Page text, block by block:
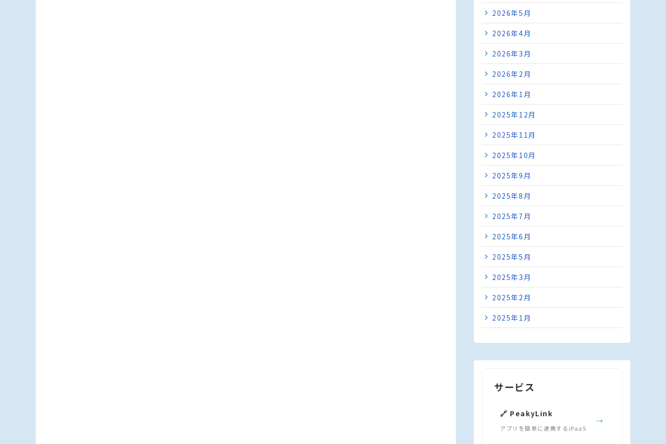
2026年5月
2026年4月
2026年3月
2026年2月
2026年1月
2025年12月
2025年11月
2025年10月
2025年9月
2025年8月
2025年7月
2025年6月
2025年5月
2025年3月
2025年2月
2025年1月
サービス
🔗 PeakyLink
アプリを簡単に連携するiPaaS
→